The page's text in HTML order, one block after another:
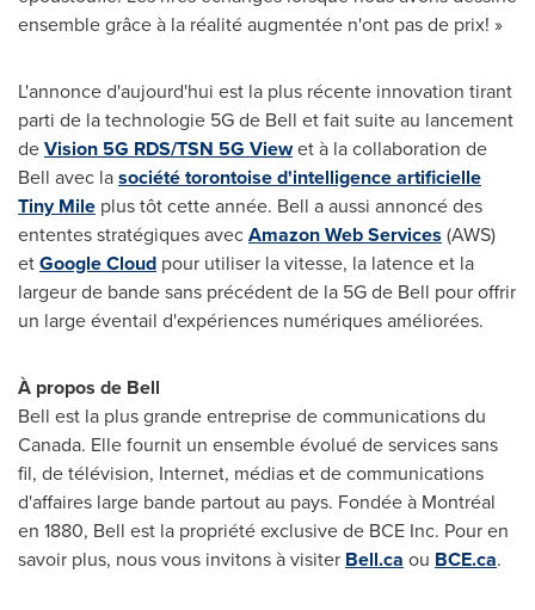
ensemble grâce à la réalité augmentée n'ont pas de prix! »
L'annonce d'aujourd'hui est la plus récente innovation tirant
parti de la technologie 5G de Bell et fait suite au lancement
deVision 5G RDS/TSN 5G Viewet à la collaboration de
Bell avec lasociété torontoise d'intelligence artificielle
Tiny Mile plus tôt cette année. Bell a aussi annoncé des
ententes stratégiques avecAmazon Web Services (AWS)
etGoogle Cloud pour utiliser la vitesse, la latence et la
largeur de bande sans précédent de la 5G de Bell pour offrir
un large éventail d'expériences numériques améliorées.
À propos de Bell
Bell est la plus grande entreprise de communications du
Canada. Elle fournit un ensemble évolué de services sans
fil, de télévision, Internet, médias et de communications
d'affaires large bande partout au pays. Fondée à Montréal
en 1880, Bell est la propriété exclusive de BCE Inc. Pour en
savoir plus, nous vous invitons à visiter Bell.ca ou BCE.ca.